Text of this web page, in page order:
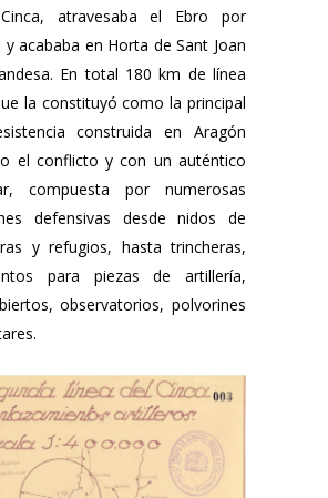
atravesaba el Ebro por
y acababa en Horta de Sant Joan
En total 180 km de línea
la constituyó como la principal
construida en Aragón
el conflicto y con un auténtico
compuesta por numerosas
defensivas desde nidos de
y refugios, hasta trincheras,
para piezas de artillería,
observatorios, polvorines